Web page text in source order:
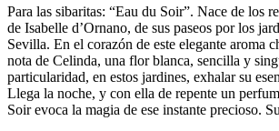
Para las sibaritas: “Eau du Soir”. Nace de los
de Isabelle d’Ornano, de sus paseos por los
Sevilla. En el corazón de este elegante aroma
nota de Celinda, una flor blanca, sencilla y
particularidad, en estos jardines, exhalar su
Llega la noche, y con ella de repente un
Soir evoca la magia de ese instante precioso.